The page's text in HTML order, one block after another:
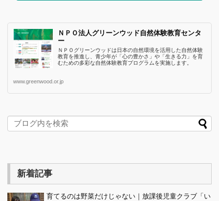
ＮＰＯ法人グリーンウッド自然体験教育センタ
ー
ＮＰＯグリーンウッドは日本の自然環境を活用した自然体験
教育を推進し、青少年が「心の豊かさ」や「生きる力」を育
むための多彩な自然体験教育プログラムを実施します。
www.greenwood.or.jp
新着記事
育てるのは野菜だけじゃない｜放課後児童クラブ「い